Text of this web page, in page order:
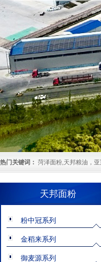
热门关键词： 菏泽面粉,天邦粮油，
天邦面粉
粉中冠系列
金稻来系列
御麦源系列